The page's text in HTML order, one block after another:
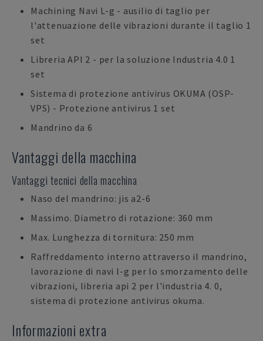
Machining Navi L-g - ausilio di taglio per
l'attenuazione delle vibrazioni durante il taglio 1
set
Libreria API 2 - per la soluzione Industria 4.0 1
set
Sistema di protezione antivirus OKUMA (OSP-
VPS) - Protezione antivirus 1 set
Mandrino da 6
Vantaggi della macchina
Vantaggi tecnici della macchina
Naso del mandrino: jis a2-6
Massimo. Diametro di rotazione: 360 mm
Max. Lunghezza di tornitura: 250 mm
Raffreddamento interno attraverso il mandrino,
lavorazione di navi l-g per lo smorzamento delle
vibrazioni, libreria api 2 per l'industria 4. 0,
sistema di protezione antivirus okuma.
Informazioni extra